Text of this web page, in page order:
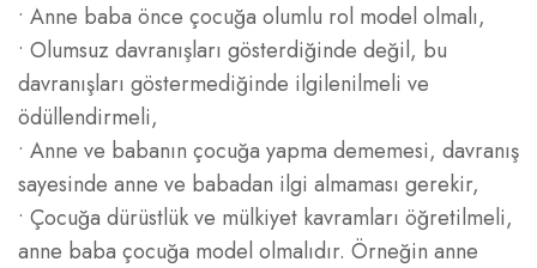
• Anne baba önce çocuğa olumlu rol model olmalı,
• Olumsuz davranışları gösterdiğinde değil, bu
davranışları göstermediğinde ilgilenilmeli ve
ödüllendirmeli,
• Anne ve babanın çocuğa yapma dememesi, davranış
sayesinde anne ve babadan ilgi almaması gerekir,
• Çocuğa dürüstlük ve mülkiyet kavramları öğretilmeli,
anne baba çocuğa model olmalıdır. Örneğin anne